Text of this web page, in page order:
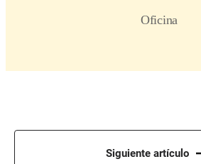
Siguiente artículo